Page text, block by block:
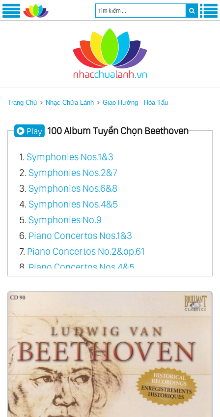
Trang Chủ Nhạc Chữa Lành Giao Hưởng - Hòa Tấu
Play 100 Album Tuyển Chọn Beethoven
1. Symphonies Nos.1&3
2. Symphonies Nos.2&7
3. Symphonies Nos.6&8
4. Symphonies Nos.4&5
5. Symphonies No.9
6. Piano Concertos Nos.1&3
7. Piano Concertos No.2&op.61
8. Piano Concertos Nos.4&5
10.
11.Overtures
12.Orchestral Works - Organ Works
13.Dances Vol.1
14.Dances Vol.2
15.Music For Wind Ensemble Vol.1
16.
Music For Wind Ensemble Vol.2
17.Chamber Music For Flute Vol.1